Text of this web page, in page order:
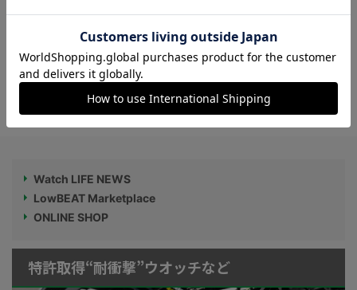
［早割3万円台から］ラダーブレスが他に
ない魅力。イギリス軍採用の傑作航空時計
を再現した最新作【OUTLINEニュース｜n
o.31】
Watch LIFE NEWS
LowBEAT Marketplace
ONLINE SHOP
特許取得“耐衝撃”ウオッチなど